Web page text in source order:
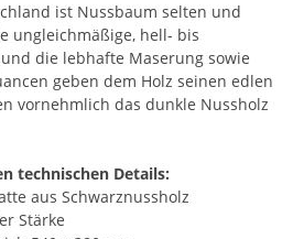
ist Nussbaum selten und
ungleichmäßige, hell- bis
die lebhafte Maserung sowie
geben dem Holz seinen edlen
vornehmlich das dunkle Nussholz
technischen Details:
aus Schwarznussholz
Stärke